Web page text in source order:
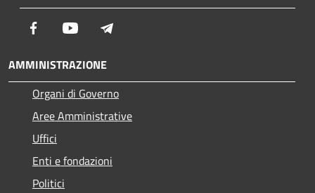
Facebook Youtube
AMMINISTRAZIONE
Organi di Governo
Aree Amministrative
Uffici
Enti e fondazioni
Politici